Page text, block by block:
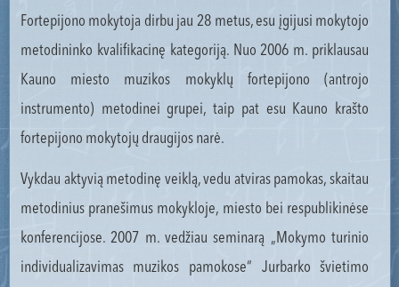
Fortepijono mokytoja dirbu jau 28 metus, esu įgijusi mokytojo
metodininko kvalifikacinę kategoriją. Nuo 2006 m. priklausau
Kauno miesto muzikos mokyklų fortepijono (antrojo
instrumento) metodinei grupei, taip pat esu Kauno krašto
fortepijono mokytojų draugijos narė.
Vykdau aktyvią metodinę veiklą, vedu atviras pamokas, skaitau
metodinius pranešimus mokykloje, miesto bei respublikinėse
konferencijose. 2007 m. vedžiau seminarą „Mokymo turinio
individualizavimas muzikos pamokose“ Jurbarko švietimo